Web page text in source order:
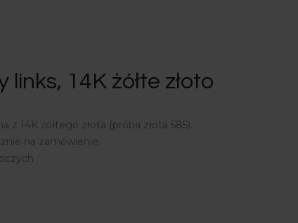
links, 14K żółte złoto
z 14K żółtego złota (próba złota 585).
na zamówienie.